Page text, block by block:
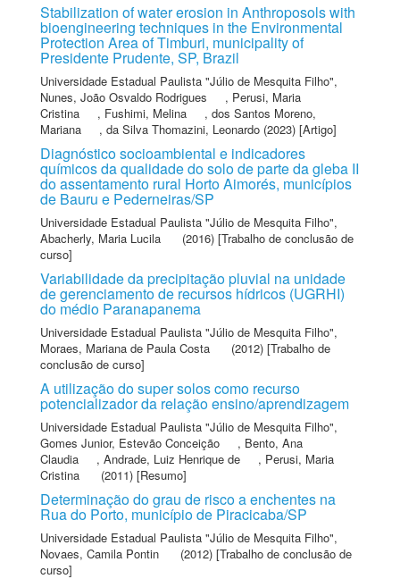
Stabilization of water erosion in Anthroposols with
bioengineering techniques in the Environmental
Protection Area of Timburi, municipality of
Presidente Prudente, SP, Brazil
Universidade Estadual Paulista "Júlio de Mesquita Filho",
Nunes, João Osvaldo Rodrigues
, Perusi, Maria
Cristina
, Fushimi, Melina , dos Santos Moreno,
Mariana
, da Silva Thomazini, Leonardo (2023) [Artigo]
Diagnóstico socioambiental e indicadores
químicos da qualidade do solo de parte da gleba II
do assentamento rural Horto Aimorés, municípios
de Bauru e Pederneiras/SP
Universidade Estadual Paulista "Júlio de Mesquita Filho",
Abacherly, Maria Lucila
(2016) [Trabalho de conclusão de
curso]
Variabilidade da precipitação pluvial na unidade
de gerenciamento de recursos hídricos (UGRHI)
do médio Paranapanema
Universidade Estadual Paulista "Júlio de Mesquita Filho",
Moraes, Mariana de Paula Costa
(2012) [Trabalho de
conclusão de curso]
A utilização do super solos como recurso
potencializador da relação ensino/aprendizagem
Universidade Estadual Paulista "Júlio de Mesquita Filho",
Gomes Junior, Estevão Conceição
, Bento, Ana
Claudia
, Andrade, Luiz Henrique de , Perusi, Maria
Cristina
(2011) [Resumo]
Determinação do grau de risco a enchentes na
Rua do Porto, município de Piracicaba/SP
Universidade Estadual Paulista "Júlio de Mesquita Filho",
Novaes, Camila Pontin
(2012) [Trabalho de conclusão de
curso]